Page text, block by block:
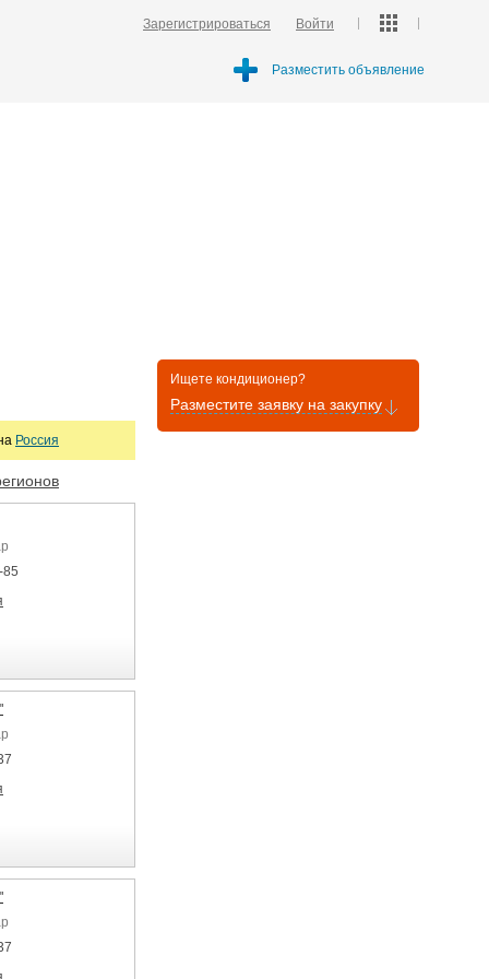
Зарегистрироваться Войти
Разместить объявление
Россия
85
Ищете кондиционер?
Разместите заявку на закупку